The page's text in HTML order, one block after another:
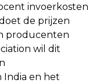
invoerkosten
de prijzen
producenten
wil dit
India en het